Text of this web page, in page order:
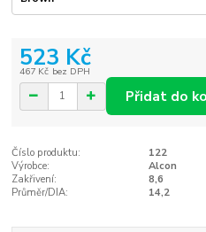
523 Kč
467 Kč bez DPH
Přidat do
Číslo produktu:
122
Výrobce:
Alcon
Zakřivení:
8,6
Průměr/DIA:
14,2